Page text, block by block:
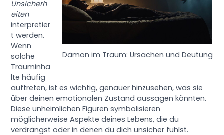
Dämon im Traum: Ursachen und Deutung
Unsicherh
eiten
interpretier
t werden.
Wenn
solche
Trauminha
lte häufig
auftreten, ist es wichtig, genauer hinzusehen, was sie
über deinen emotionalen Zustand aussagen könnten.
Diese unheimlichen Figuren symbolisieren
möglicherweise Aspekte deines Lebens, die du
verdrängst oder in denen du dich unsicher fühlst.